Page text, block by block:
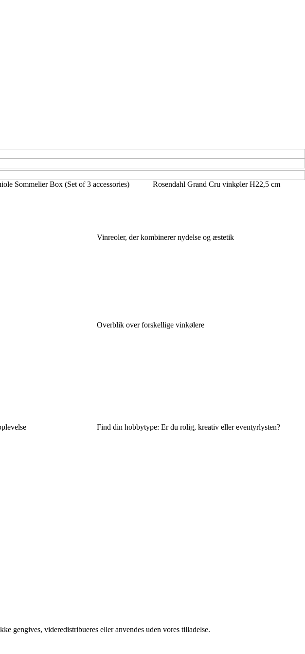
Sommelier Box (Set of 3 accessories)
Rosendahl Grand Cru vinkøler H22,5 cm
Vinreoler, der kombinerer nydelse og æstetik
Overblik over forskellige vinkølere
Find din hobbytype: Er du rolig, kreativ eller eventyrlysten?
gengives, videredistribueres eller anvendes uden vores tilladelse.